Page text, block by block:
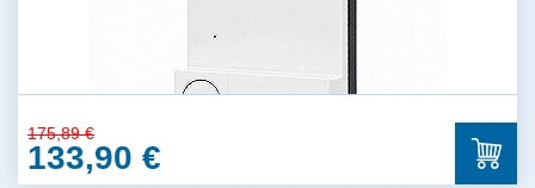
175,89 €
133,90 €